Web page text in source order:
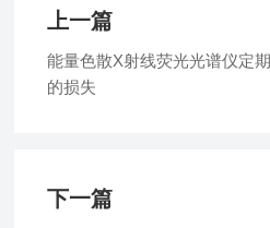
上一篇
能量色散X射线荧光光谱仪定
的损失
下一篇